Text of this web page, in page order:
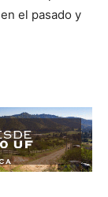
el pasado y